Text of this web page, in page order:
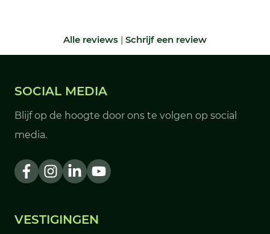
Alle reviews | Schrijf een review
SOCIAL MEDIA
Blijf op de hoogte door ons te volgen op social
media.
VESTIGINGEN